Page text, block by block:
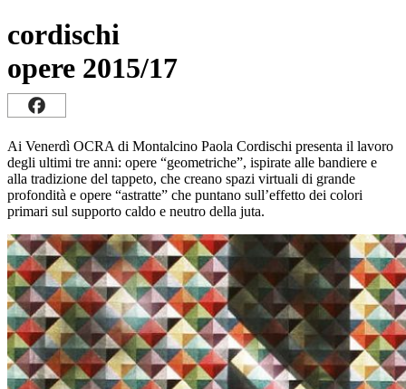
cordischi
opere 2015/17
Ai Venerdì OCRA di Montalcino Paola Cordischi presenta il lavoro
degli ultimi tre anni: opere “geometriche”, ispirate alle bandiere e
alla tradizione del tappeto, che creano spazi virtuali di grande
profondità e opere “astratte” che puntano sull’effetto dei colori
primari sul supporto caldo e neutro della juta.